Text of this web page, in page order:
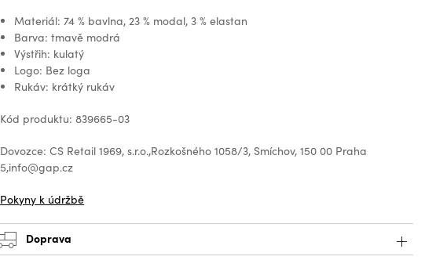
Materiál: 74 % bavlna, 23 % modal, 3 % elastan
Barva: tmavě modrá
Výstřih: kulatý
Logo: Bez loga
Rukáv: krátký rukáv
Kód produktu: 839665-03
Dovozce: CS Retail 1969, s.r.o.,Rozkošného 1058/3, Smíchov, 150 00 Praha
5,info@gap.cz
Pokyny k údržbě
Doprava